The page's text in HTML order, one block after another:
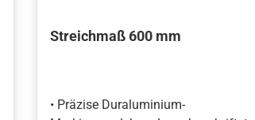
Streichmaß 600 mm
• Präzise Duraluminium-